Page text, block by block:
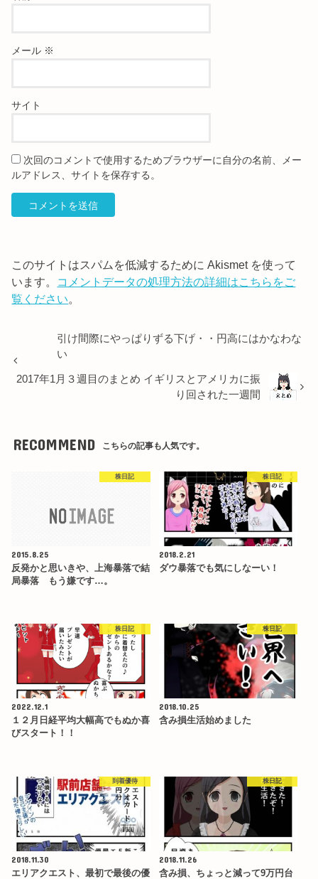
メール ※
サイト
次回のコメントで使用するためブラウザーに自分の名前、メー
ルアドレス、サイトを保存する。
このサイトはスパムを低減するために Akismet を使って
います。 コメントデータの処理方法の詳細はこちらをご
覧ください。
引け間際にやっぱりずる下げ・・円高にはかなわな
い
2017年1月３週目のまとめ イギリスとアメリカに振
り回された一週間
RECOMMEND こちらの記事も人気です。
株日記
2015.8.25
反発かと思いきや、上海暴落で結
局暴落 もう嫌です…。
株日記
2018.2.21
ダウ暴落でも気にしなーい！
株日記
2022.12.1
１２月日経平均大幅高でもぬか喜
びスタート！！
株日記
2018.10.25
含み損生活始めました
到着優待
2018.11.30
エリアクエスト、最初で最後の優
株日記
2018.11.26
含み損、ちょっと減って9万円台